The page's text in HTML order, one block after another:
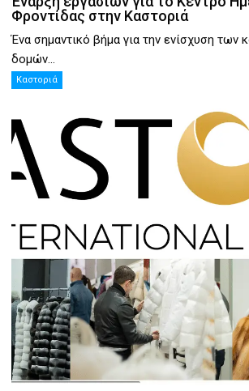
Φροντίδας στην Καστοριά
Ένα σημαντικό βήμα για την ενίσχυση των
δομών...
Καστοριά